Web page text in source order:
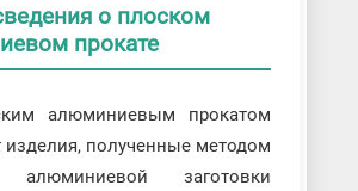
о плоском
прокате
алюминиевым прокатом
полученные методом
алюминиевой заготовки